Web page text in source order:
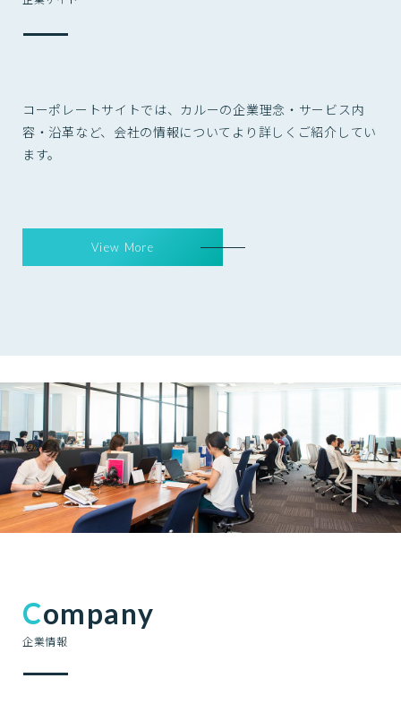
コーポレートサイトでは、カルーの企業理念・サービス内
容・沿革など、会社の情報についてより詳しくご紹介してい
ます。
View More
Company
企業情報